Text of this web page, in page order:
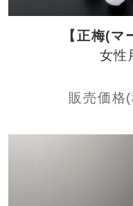
【正梅(マ
女性
販売価格